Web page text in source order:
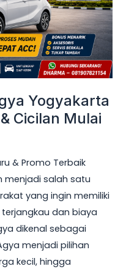
Yogyakarta
Cicilan Mulai
& Promo Terbaik
menjadi salah satu
yang ingin memiliki
dan biaya
dikenal sebagai
menjadi pilihan
kecil, hingga